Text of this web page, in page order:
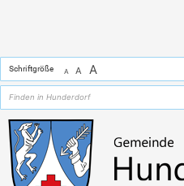
Schriftgröße A A A